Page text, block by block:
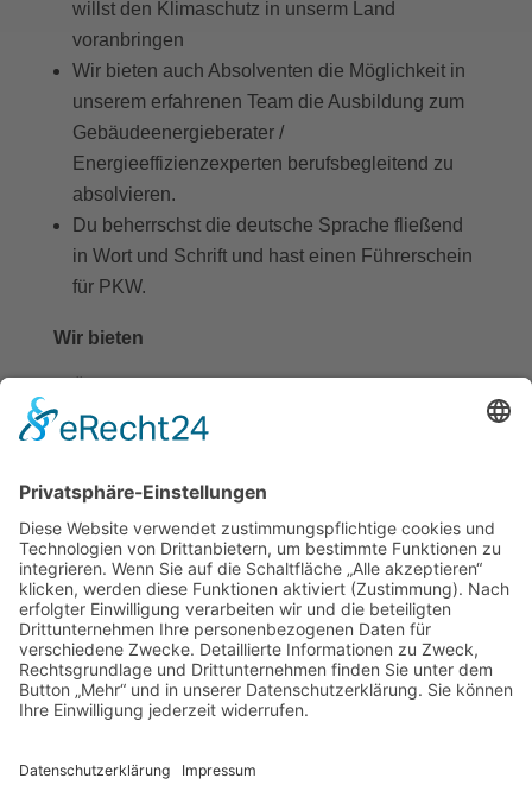
willst den Klimaschutz in unserm Land
voranbringen
Wir bieten auch Absolventen die Möglichkeit in
unserem erfahrenen Team die Ausbildung zum
Gebäudeenergieberater /
Energieeffizienzexperten berufsbegleitend zu
absolvieren.
Du beherrschst die deutsche Sprache fließend
in Wort und Schrift und hast einen Führerschein
für PKW.
Wir bieten
Moderne Arbeitsatmosphäre und
Junges dynamisches Team
Möglichkeit
Tätigkeit in Festanstellung / Arbeitsort
Enkenbach Alsenborn
Kostenloser Parkplatz
Bewerbungen bitte an folgende Adresse senden:
UB@Schaumloeffel.de
gerne zur Verfügung (06303 800 990